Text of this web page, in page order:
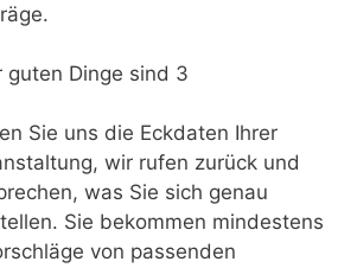
guten Dinge sind 3
Sie uns die Eckdaten Ihrer
wir rufen zurück und
was Sie sich genau
Sie bekommen mindestens
von passenden